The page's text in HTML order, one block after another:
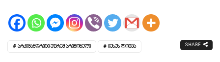
ᲐᲠᲥᲘᲛᲐᲜᲓᲠᲘᲢᲘ ᲔᲤᲠᲔᲛ ᲐᲠᲘᲖᲝᲜᲔᲚᲘ ᲘᲔᲡᲣᲡ ᲚᲝᲪᲕᲐ SHARE